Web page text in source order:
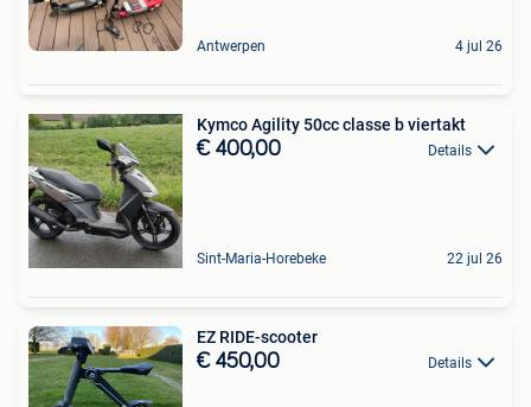
Antwerpen 4 jul 26
Kymco Agility 50cc classe b viertakt
€ 400,00 Details
Sint-Maria-Horebeke 22 jul 26
EZ RIDE-scooter
€ 450,00 Details